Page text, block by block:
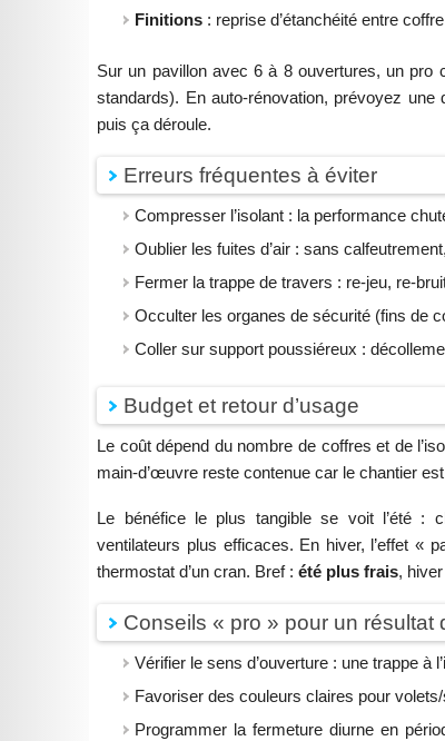
Finitions : reprise d’étanchéité entre
Sur un pavillon avec 6 à 8 ouvertures, un pro
standards). En auto-rénovation, prévoyez
puis ça déroule.
Erreurs fréquentes à éviter
Compresser l’isolant : la performance
Oublier les fuites d’air : sans
Fermer la trappe de travers : re-jeu, re-
Occulter les organes de sécurité (fins de
Coller sur support poussiéreux :
Budget et retour d’usage
Le coût dépend du nombre de coffres et de
main-d’œuvre reste contenue car le chantier
Le bénéfice le plus tangible se voit l’été :
ventilateurs plus efficaces. En hiver, l’effet «
thermostat d’un cran. Bref :été plus frais,
Conseils « pro » pour un résultat
Vérifier le sens d’ouverture : une trappe à
Favoriser des couleurs claires pour
Programmer la fermeture diurne en